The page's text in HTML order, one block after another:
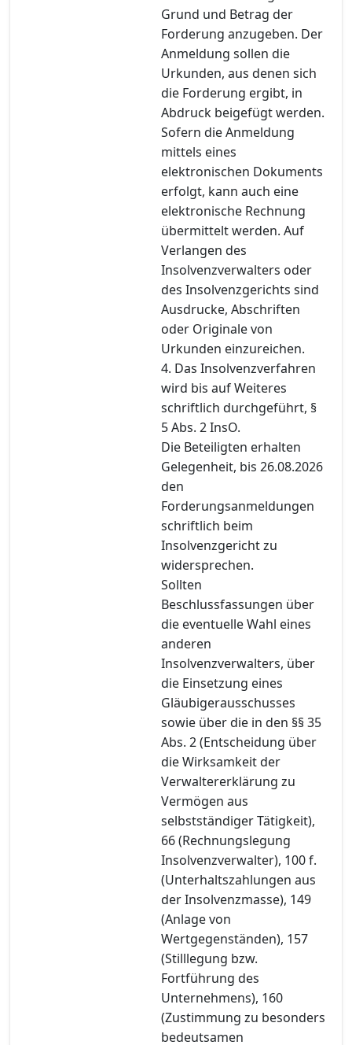
Grund und Betrag der
Forderung anzugeben. Der
Anmeldung sollen die
Urkunden, aus denen sich
die Forderung ergibt, in
Abdruck beigefügt werden.
Sofern die Anmeldung
mittels eines
elektronischen Dokuments
erfolgt, kann auch eine
elektronische Rechnung
übermittelt werden. Auf
Verlangen des
Insolvenzverwalters oder
des Insolvenzgerichts sind
Ausdrucke, Abschriften
oder Originale von
Urkunden einzureichen.
4. Das Insolvenzverfahren
wird bis auf Weiteres
schriftlich durchgeführt, §
5 Abs. 2 InsO.
Die Beteiligten erhalten
Gelegenheit, bis 26.08.2026
den
Forderungsanmeldungen
schriftlich beim
Insolvenzgericht zu
widersprechen.
Sollten
Beschlussfassungen über
die eventuelle Wahl eines
anderen
Insolvenzverwalters, über
die Einsetzung eines
Gläubigerausschusses
sowie über die in den §§ 35
Abs. 2 (Entscheidung über
die Wirksamkeit der
Verwaltererklärung zu
Vermögen aus
selbstständiger Tätigkeit),
66 (Rechnungslegung
Insolvenzverwalter), 100 f.
(Unterhaltszahlungen aus
der Insolvenzmasse), 149
(Anlage von
Wertgegenständen), 157
(Stilllegung bzw.
Fortführung des
Unternehmens), 160
(Zustimmung zu besonders
bedeutsamen